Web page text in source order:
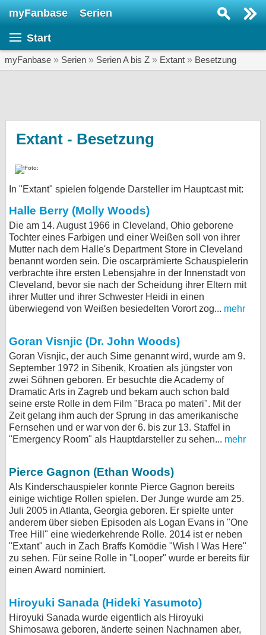
myFanbase Serien
Start
myFanbase » Serien » Serien A bis Z » Extant » Besetzung
Extant - Besetzung
In "Extant" spielen folgende Darsteller im Hauptcast mit:
Halle Berry (Molly Woods)
Die am 14. August 1966 in Cleveland, Ohio geborene
Tochter eines Farbigen und einer Weißen soll von ihrer
Mutter nach dem Halle's Department Store in Cleveland
benannt worden sein. Die oscarprämierte Schauspielerin
verbrachte ihre ersten Lebensjahre in der Innenstadt von
Cleveland, bevor sie nach der Scheidung ihrer Eltern mit
ihrer Mutter und ihrer Schwester Heidi in einen
überwiegend von Weißen besiedelten Vorort zog... mehr
Goran Visnjic (Dr. John Woods)
Goran Visnjic, der auch Sime genannt wird, wurde am 9.
September 1972 in Sibenik, Kroatien als jüngster von
zwei Söhnen geboren. Er besuchte die Academy of
Dramatic Arts in Zagreb und bekam auch schon bald
seine erste Rolle in dem Film "Braca po materi". Mit der
Zeit gelang ihm auch der Sprung in das amerikanische
Fernsehen und er war von der 6. bis zur 13. Staffel in
"Emergency Room" als Hauptdarsteller zu sehen... mehr
Pierce Gagnon (Ethan Woods)
Als Kinderschauspieler konnte Pierce Gagnon bereits
einige wichtige Rollen spielen. Der Junge wurde am 25.
Juli 2005 in Atlanta, Georgia geboren. Er spielte unter
anderem über sieben Episoden als Logan Evans in "One
Tree Hill" eine wiederkehrende Rolle. 2014 ist er neben
"Extant" auch in Zach Braffs Komödie "Wish I Was Here"
zu sehen. Für seine Rolle in "Looper" wurde er bereits für
einen Award nominiert.
Hiroyuki Sanada (Hideki Yasumoto)
Hiroyuki Sanada wurde eigentlich als Hiroyuki
Shimosawa geboren, änderte seinen Nachnamen aber,
SERIEN
Specials
SERVICE
Gewinnspiele
Forum
bei X
bei Facebook
Kontakt
Nutzungsbedingungen
Datenschutz
Cookie-Einstellungen
Desktop-Ansicht
myFanbase